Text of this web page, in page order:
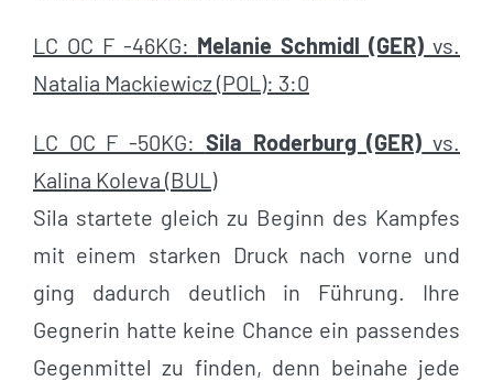
LC OC F -46KG: Melanie Schmidl (GER) vs.
Natalia Mackiewicz (POL): 3:0
LC OC F -50KG: Sila Roderburg (GER) vs.
Kalina Koleva (BUL)
Sila startete gleich zu Beginn des Kampfes
mit einem starken Druck nach vorne und
ging dadurch deutlich in Führung. Ihre
Gegnerin hatte keine Chance ein passendes
Gegenmittel zu finden, denn beinahe jede